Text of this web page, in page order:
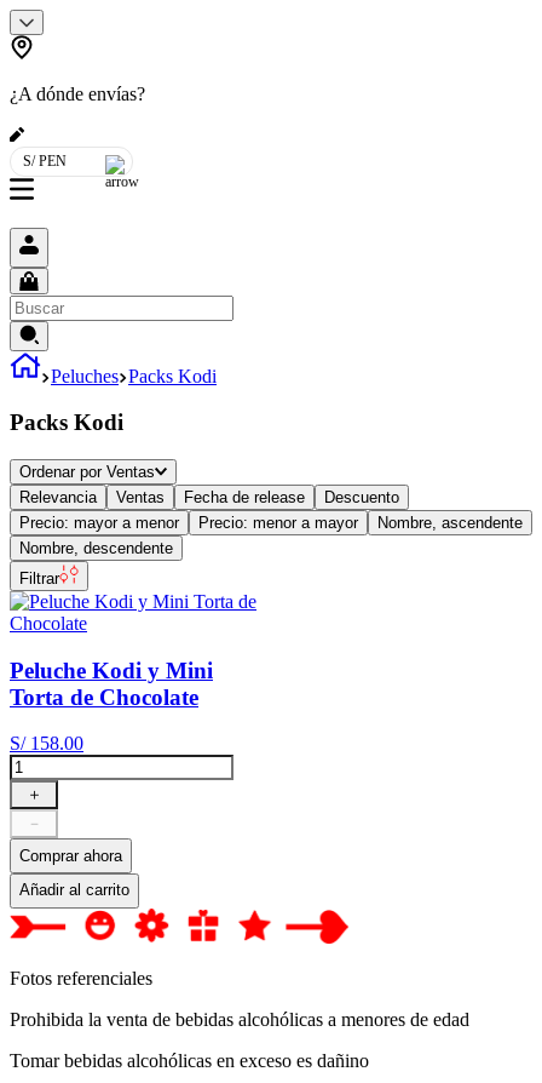
¿A dónde envías?
S/ PEN
Peluches Packs Kodi
Packs Kodi
Ordenar por Ventas
Relevancia
Ventas Fecha de release
Descuento
Precio: mayor a menor
Precio: menor a mayor
Nombre, ascendente
Nombre, descendente
Filtrar
Peluche Kodi y Mini
Torta de Chocolate
S/ 158.00
＋
－
Comprar ahora
Añadir al carrito
Fotos referenciales
Prohibida la venta de bebidas alcohólicas a menores de edad
Tomar bebidas alcohólicas en exceso es dañino